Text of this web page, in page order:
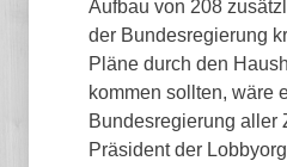
Aufbau von 208
der Bundesregierung
Pläne durch den
kommen sollten, wäre
Bundesregierung aller
Präsident der